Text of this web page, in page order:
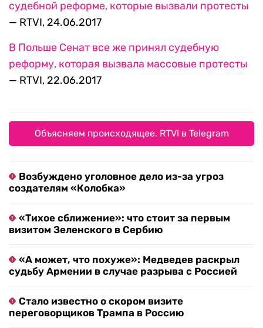
судебной реформе, которые вызвали протесты
— RTVI, 24.06.2017
В Польше Сенат все же принял судебную
реформу, которая вызвала массовые протесты
— RTVI, 22.06.2017
Объясняем происходящее. RTVI в Telegram
Возбуждено уголовное дело из-за угроз
создателям «Колобка»
«Тихое сближение»: что стоит за первым
визитом Зеленского в Сербию
«А может, что похуже»: Медведев раскрыл
судьбу Армении в случае разрыва с Россией
Стало известно о скором визите
переговорщиков Трампа в Россию